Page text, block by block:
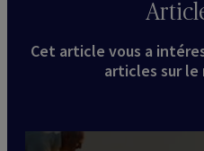
Cet article vous a
articles sur le